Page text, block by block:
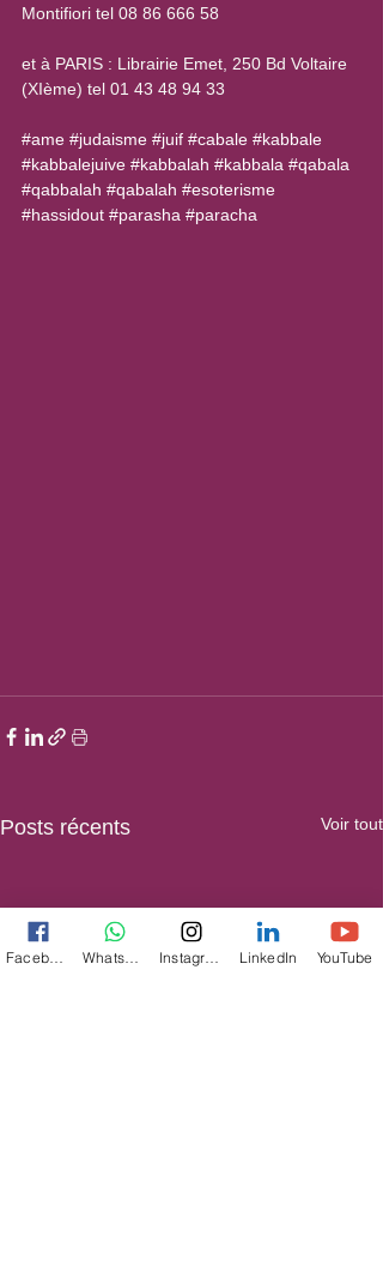
Montifiori tel 08 86 666 58
et à PARIS : Librairie Emet, 250 Bd Voltaire
(XIème) tel 01 43 48 94 33
#ame #judaisme #juif #cabale #kabbale
#kabbalejuive #kabbalah #kabbala #qabala
#qabbalah #qabalah #esoterisme
#hassidout #parasha #paracha
Posts récents Voir tout
LinkedIn YouTube